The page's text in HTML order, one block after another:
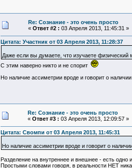
Re: Сознание - это очень просто
« Ответ #2 : 03 Апреля 2013, 11:45:31 »
Цитата: Участник от 03 Апреля 2013, 11:28:37
Даже если вы думаете, что изучаете
С этим наверно никто и не спорит
Но наличие ассиметрии вроде и говорит о
Re: Сознание - это очень просто
« Ответ #3 : 03 Апреля 2013, 12:09:57 »
Цитата: Свомпи от 03 Апреля 2013, 11:45:31
Но наличие ассиметрии вроде и говорит о
Разделение на внутреннее и внешнее - есть
Простыми словами говоря, в реальности НЕТ